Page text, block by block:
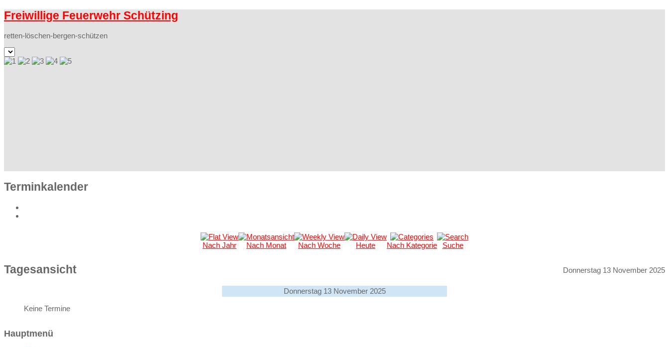
Freiwillige Feuerwehr Schützing
retten-löschen-bergen-schützen
Terminkalender
Nach Jahr Nach Monat Nach Woche Heute Nach Kategorie Suche
Tagesansicht Donnerstag 13 November 2025
Donnerstag 13 November 2025
Keine Termine
Hauptmenü